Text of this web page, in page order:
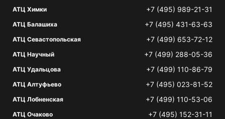
АТЦ Химки +7 (495) 989-21-31
АТЦ Балашиха +7 (495) 431-63-63
АТЦ Севастопольская +7 (499) 653-72-12
АТЦ Научный +7 (499) 288-05-36
АТЦ Удальцова +7 (499) 110-86-79
АТЦ Алтуфьево +7 (495) 023-81-52
АТЦ Лобненская +7 (499) 110-53-06
АТЦ Очаково +7 (495) 152-31-11